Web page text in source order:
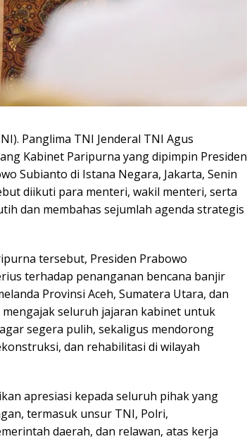
TNI Jenderal TNI Agus
Kabinet Paripurna yang dipimpin Presiden
Subianto di Istana Negara, Jakarta, Senin
diikuti para menteri, wakil menteri, serta
dan membahas sejumlah agenda strategis
tersebut, Presiden Prabowo
terhadap penanganan bencana banjir
Provinsi Aceh, Sumatera Utara, dan
mengajak seluruh jajaran kabinet untuk
segera pulih, sekaligus mendorong
dan rehabilitasi di wilayah
apresiasi kepada seluruh pihak yang
termasuk unsur TNI, Polri,
daerah, dan relawan, atas kerja